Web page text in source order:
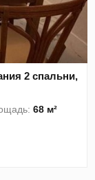
2 спальни,
68 м²